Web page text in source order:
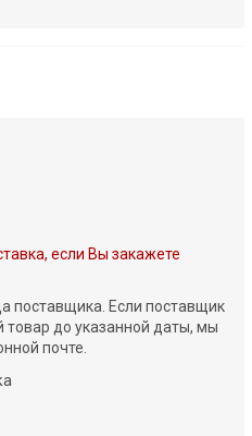
если Вы закажете
поставщика. Если поставщик
до указанной даты, мы
почте.